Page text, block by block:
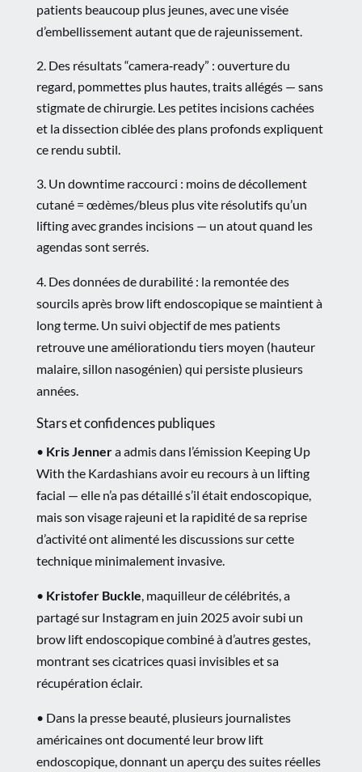
patients beaucoup plus jeunes, avec une visée
d’embellissement autant que de rajeunissement.
Des résultats “camera‑ready” : ouverture du
regard, pommettes plus hautes, traits allégés — sans
stigmate de chirurgie. Les petites incisions cachées
et la dissection ciblée des plans profonds expliquent
ce rendu subtil.
Un downtime raccourci : moins de décollement
cutané = œdèmes/bleus plus vite résolutifs qu’un
lifting avec grandes incisions — un atout quand les
agendas sont serrés.
4. Des données de durabilité : la remontée des
sourcils après brow lift endoscopique se maintient à
long terme. Un suivi objectif de mes patients
retrouve une améliorationdu tiers moyen (hauteur
malaire, sillon nasogénien) qui persiste plusieurs
années.
Stars et confidences publiques
• Kris Jennera admis dans l’émission Keeping Up
With the Kardashians avoir eu recours à un lifting
facial — elle n’a pas détaillé s’il était endoscopique,
mais son visage rajeuni et la rapidité de sa reprise
d’activité ont alimenté les discussions sur cette
technique minimalement invasive.
• Kristofer Buckle , maquilleur de célébrités, a
partagé sur Instagram en juin 2025 avoir subi un
brow lift endoscopique combiné à d’autres gestes,
montrant ses cicatrices quasi invisibles et sa
récupération éclair.
• Dans la presse beauté, plusieurs journalistes
américaines ont documenté leur brow lift
endoscopique, donnant un aperçu des suites réelles